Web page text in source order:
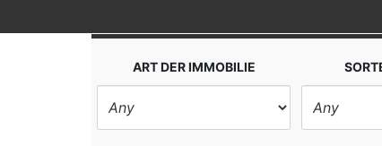
ART DER IMMOBILIE